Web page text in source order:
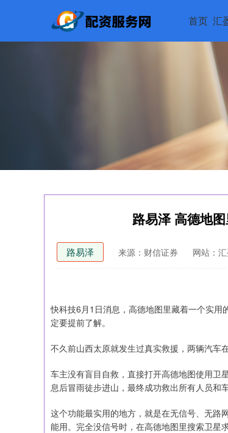
首页 汇
路易泽 高德地
路易泽 来源：财信证券 网站：
快科技6月1日消息，高德地图里藏着一个实
定要提前了解。
不久前山西太原就发生过真实救援，两辆汽车
车主没有盲目自救，直接打开高德地图使用卫
息后冒雨徒步进山，最终成功救出所有人员和车
这个功能最实用的地方，就是在无信号、无路
能用。完全没信号时，在高德地图里搜索卫星